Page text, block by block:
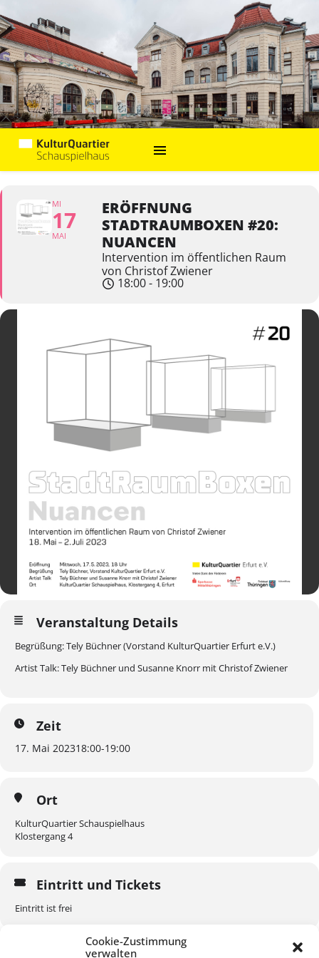
Cookie-Zustimmung
verwalten
MI
17
MAI
ERÖFFNUNG
STADTRAUMBOXEN #20:
NUANCEN
Intervention im öffentlichen Raum
von Christof Zwiener
18:00 - 19:00
Veranstaltung Details
Begrüßung: Tely Büchner (Vorstand KulturQuartier Erfurt e.V.)
Artist Talk: Tely Büchner und Susanne Knorr mit Christof Zwiener
Zeit
17. Mai 202318:00-19:00
Ort
KulturQuartier Schauspielhaus
Klostergang 4
Eintritt und Tickets
Eintritt ist frei